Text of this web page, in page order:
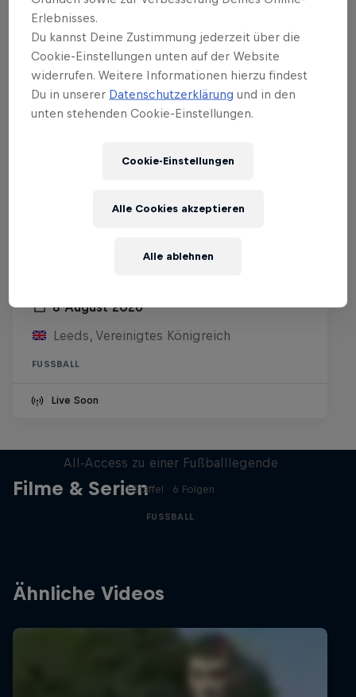
8 August 2026
Leeds, Vereinigtes Königreich
FUSSBALL
Live Soon
Filme & Serien
All-Access zu einer Fußballlegende
1 Staffel · 6 Folgen
FUSSBALL
Ähnliche Videos
Erlebnisses.
Du kannst Deine Zustimmung jederzeit über die
Cookie-Einstellungen unten auf der Website
widerrufen. Weitere Informationen hierzu findest
Du in unserer Datenschutzerklärung und in den
unten stehenden Cookie-Einstellungen.
Cookie-Einstellungen
Alle ablehnen
Alle Cookies akzeptieren